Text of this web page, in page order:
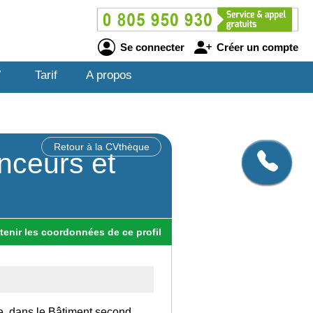
Se connecter Créer un compte
Tarif A propos
Retour à la CVthèque
et
les coordonnées de ce profil